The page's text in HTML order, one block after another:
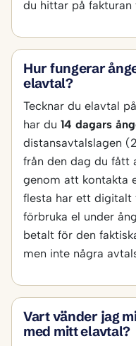
du hittar på fakturan
Hur fungerar
elavtal?
Tecknar du elavtal
har du 14 dagars
distansavtalslagen
från den dag du fått
genom att kontakta
flesta har ett digitalt
förbruka el under
betalt för den
men inte några
Vart vänder jag
med mitt elavtal?